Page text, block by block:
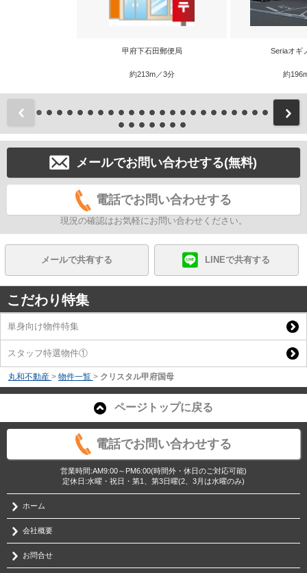
甲府下石田郵便局
約213m／3分
Seriaオギ
約
前
メールでお問い合わせする(無料)
電話でお問い合わせする
現況の確認はお気軽にお問い合わせください。
メールで共有する LINEで共有する
こだわり特集
単身向け物件特集
スタッフ特選物件①
丸和不動産 > 物件一覧 > クリスタル甲府国母
ページトップに戻る
電話でお問い合わせする
営業時間:AM9:00～PM6:00(時間外・休日のご対応可能)
定休日:水曜・祝日・第1、第3日曜(2、3月は水曜のみ)
ホーム
会社概要
お問合せ